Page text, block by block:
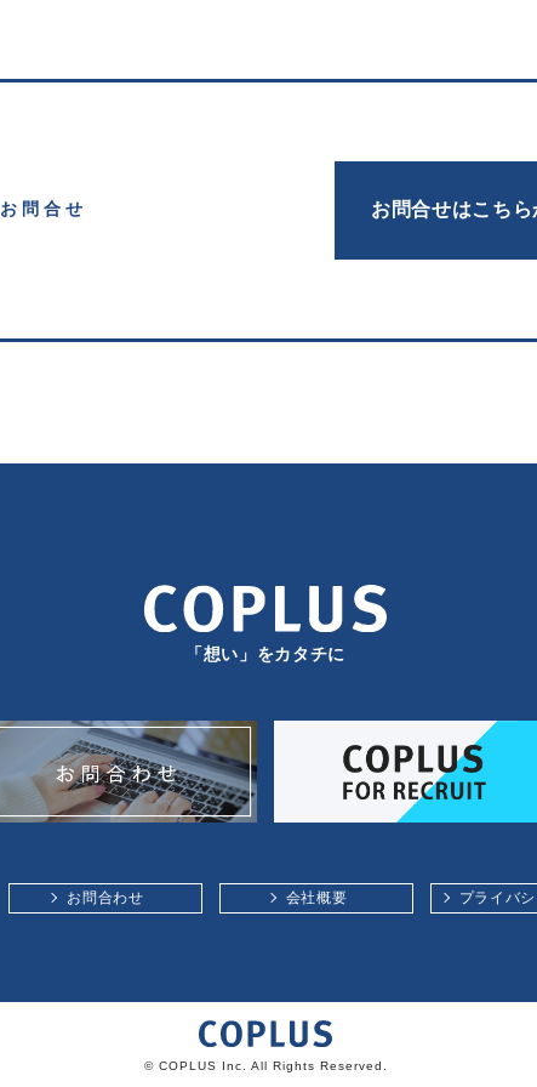
お問合せ お問合せはこちら
「想い」をカタチに
お問合わせ 会社概要 プライバ
© COPLUS Inc. All Rights Reserved.